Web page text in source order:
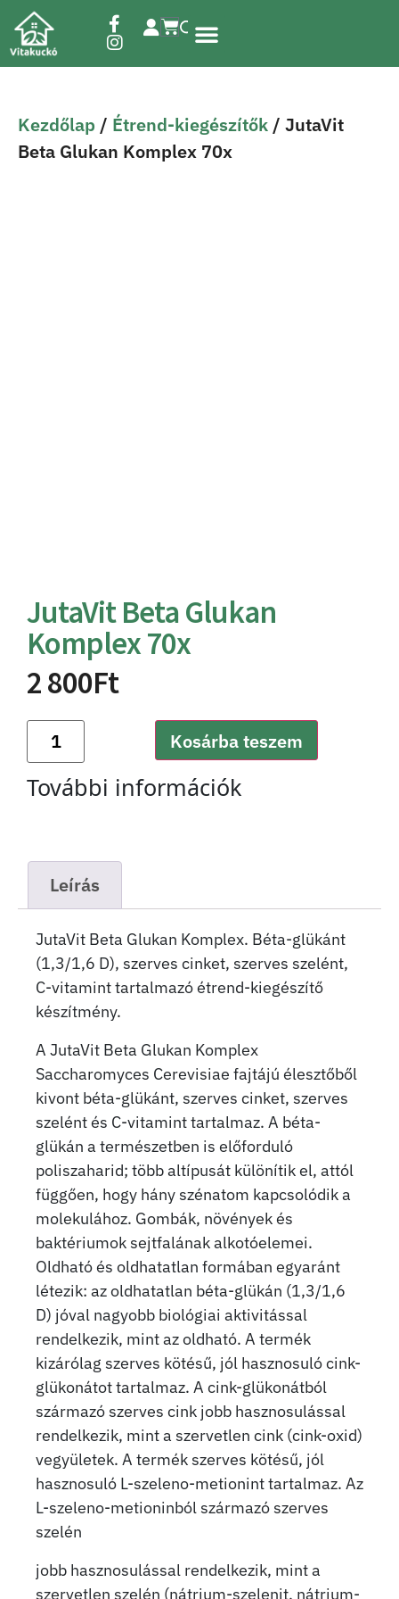
Kezdőlap / Étrend-kiegészítők / JutaVit
Beta Glukan Komplex 70x
JutaVit Beta Glukan
Komplex 70x
2 800Ft
Kosárba teszem
További információk
Leírás
JutaVit Beta Glukan Komplex. Béta-glükánt
(1,3/1,6 D), szerves cinket, szerves szelént,
C-vitamint tartalmazó étrend-kiegészítő
készítmény.
A JutaVit Beta Glukan Komplex
Saccharomyces Cerevisiae fajtájú élesztőből
kivont béta-glükánt, szerves cinket, szerves
szelént és C-vitamint tartalmaz. A béta-
glükán a természetben is előforduló
poliszaharid; több altípusát különítik el, attól
függően, hogy hány szénatom kapcsolódik a
molekulához. Gombák, növények és
baktériumok sejtfalának alkotóelemei.
Oldható és oldhatatlan formában egyaránt
létezik: az oldhatatlan béta-glükán (1,3/1,6
D) jóval nagyobb biológiai aktivitással
rendelkezik, mint az oldható. A termék
kizárólag szerves kötésű, jól hasznosuló cink-
glükonátot tartalmaz. A cink-glükonátból
származó szerves cink jobb hasznosulással
rendelkezik, mint a szervetlen cink (cink-oxid)
vegyületek. A termék szerves kötésű, jól
hasznosuló L-szeleno-metionint tartalmaz. Az
L-szeleno-metioninból származó szerves
szelén
jobb hasznosulással rendelkezik, mint a
szervetlen szelén (nátrium-szelenit, nátrium-